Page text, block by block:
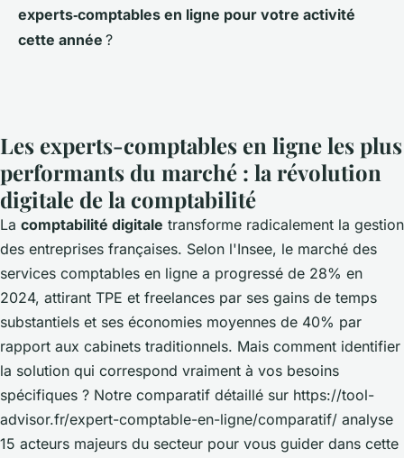
experts‑comptables en ligne pour votre activité
cette année ?
Les experts-comptables en ligne les plus
performants du marché : la révolution
digitale de la comptabilité
La comptabilité digitale transforme radicalement la gestion
des entreprises françaises. Selon l'Insee, le marché des
services comptables en ligne a progressé de 28% en
2024, attirant TPE et freelances par ses gains de temps
substantiels et ses économies moyennes de 40% par
rapport aux cabinets traditionnels. Mais comment identifier
la solution qui correspond vraiment à vos besoins
spécifiques ? Notre comparatif détaillé sur https://tool-
advisor.fr/expert-comptable-en-ligne/comparatif/ analyse
15 acteurs majeurs du secteur pour vous guider dans cette